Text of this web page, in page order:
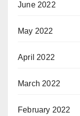
June 2022
May 2022
April 2022
March 2022
February 2022